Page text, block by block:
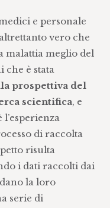
e personale
vero che
malattia meglio del
che è stata
prospettiva del
scientifica, e
di raccolta
risulta
i dati raccolti dai
la loro
serie di